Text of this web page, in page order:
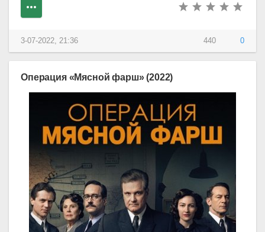
440 0
3-07-2022, 21:36
Операция «Мясной фарш» (2022)